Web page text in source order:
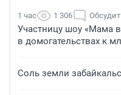
1 час 1 306
Участницу шоу «Мама
в домогательствах к
Соль земли